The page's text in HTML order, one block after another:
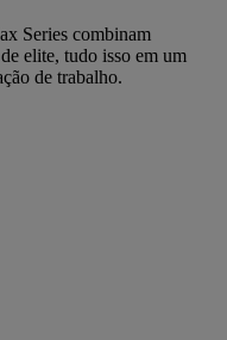
Series combinam
elite, tudo isso em um
de trabalho.